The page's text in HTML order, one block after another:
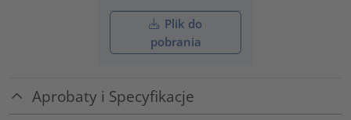
Plik do
pobrania
Aprobaty i Specyfikacje